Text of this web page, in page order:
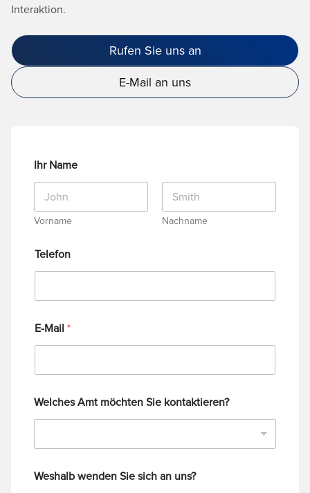
Interaktion.
Rufen Sie uns an
E-Mail an uns
Ihr Name
Vorname Nachname
Telefon
E-Mail *
Welches Amt möchten Sie kontaktieren?
Weshalb wenden Sie sich an uns?